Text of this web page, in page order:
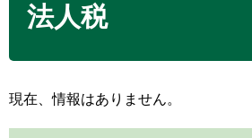
法人税
現在、情報はありません。